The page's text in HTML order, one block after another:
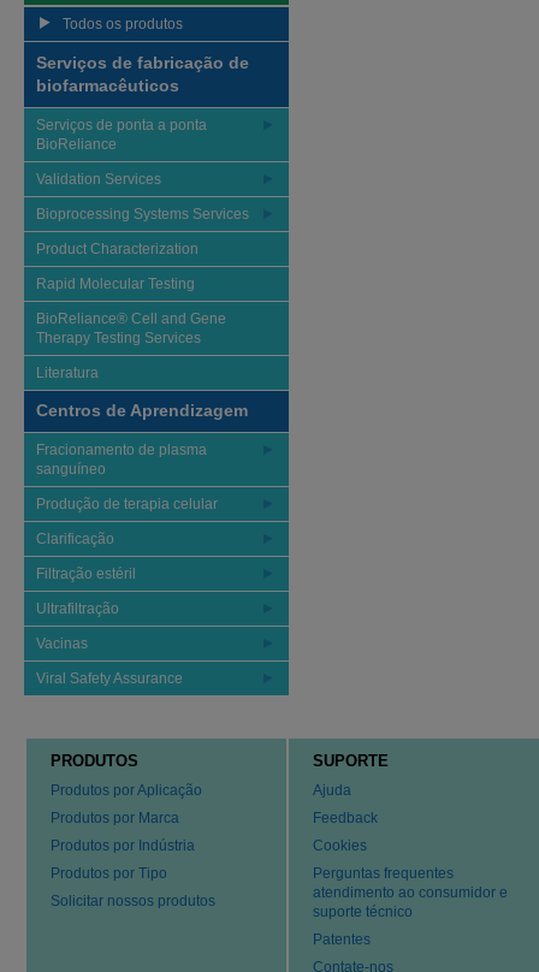
Todos os produtos
Serviços de fabricação de
biofarmacêuticos
Serviços de ponta a ponta
BioReliance
Validation Services
Bioprocessing Systems Services
Product Characterization
Rapid Molecular Testing
BioReliance® Cell and Gene
Therapy Testing Services
Literatura
Centros de Aprendizagem
Fracionamento de plasma
sanguíneo
Produção de terapia celular
Clarificação
Filtração estéril
Ultrafiltração
Vacinas
Viral Safety Assurance
PRODUTOS
Produtos por Aplicação
Produtos por Marca
Produtos por Indústria
Produtos por Tipo
Solicitar nossos produtos
SUPORTE
Ajuda
Feedback
Cookies
Perguntas frequentes
atendimento ao consumidor e
suporte técnico
Patentes
Contate-nos